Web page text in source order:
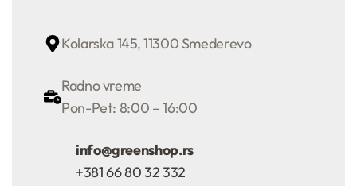
Kolarska 145, 11300 Smederevo
Radno vreme
Pon-Pet: 8:00 – 16:00
info@greenshop.rs
+381 66 80 32 332